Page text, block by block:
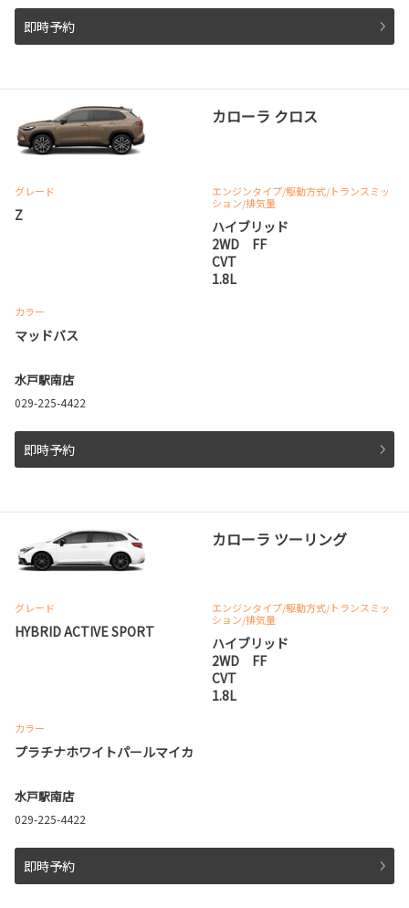
即時予約
カローラ クロス
グレード
Z
エンジンタイプ/駆動方式/トランスミッ
ション/排気量
ハイブリッド
2WD FF
CVT
1.8L
カラー
マッドバス
水戸駅南店
029-225-4422
即時予約
カローラ ツーリング
グレード
HYBRID ACTIVE SPORT
エンジンタイプ/駆動方式/トランスミッ
ション/排気量
ハイブリッド
2WD FF
CVT
1.8L
カラー
プラチナホワイトパールマイカ
水戸駅南店
029-225-4422
即時予約